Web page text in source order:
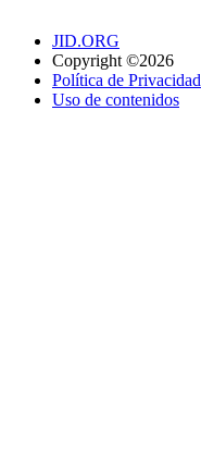
JID.ORG
Copyright ©2026
Política de Privacidad
Uso de contenidos